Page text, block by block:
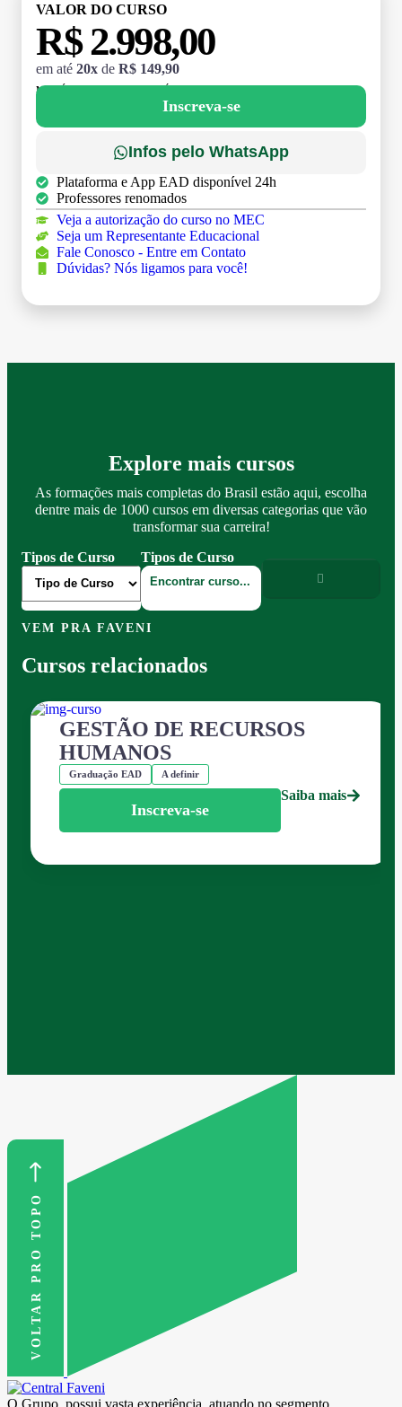
VALOR DO CURSO
R$ 2.998,00
em até 20x de R$ 149,90
MATRÍCULA:
Inscreva-se
Infos pelo WhatsApp
Plataforma e App EAD disponível 24h
Professores renomados
Veja a autorização do curso no MEC
Seja um Representante Educacional
Fale Conosco - Entre em Contato
Dúvidas? Nós ligamos para você!
Explore mais cursos
As formações mais completas do Brasil estão aqui, escolha
dentre mais de 1000 cursos em diversas categorias que vão
transformar sua carreira!
Tipos de Curso
Tipos de Curso
VEM PRA FAVENI
Cursos relacionados
GESTÃO DE RECURSOS
HUMANOS
Graduação EAD A definir
Inscreva-se
Saiba mais
VOLTAR PRO TOPO
O Grupo, possui vasta experiência, atuando no segmento